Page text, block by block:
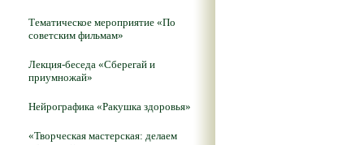
Тематическое мероприятие «По
советским фильмам»
Лекция-беседа «Сберегай и
приумножай»
Нейрографика «Ракушка здоровья»
«Творческая мастерская: делаем